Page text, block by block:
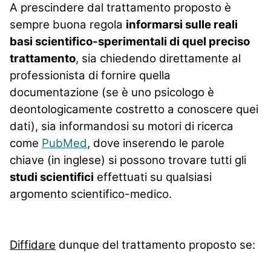
A prescindere dal trattamento proposto è
sempre buona regola informarsi sulle reali
basi scientifico-sperimentali di quel preciso
trattamento, sia chiedendo direttamente al
professionista di fornire quella
documentazione (se è uno psicologo è
deontologicamente costretto a conoscere quei
dati), sia informandosi su motori di ricerca
come PubMed, dove inserendo le parole
chiave (in inglese) si possono trovare tutti gli
studi scientifici effettuati su qualsiasi
argomento scientifico-medico.
Diffidare dunque del trattamento proposto se: